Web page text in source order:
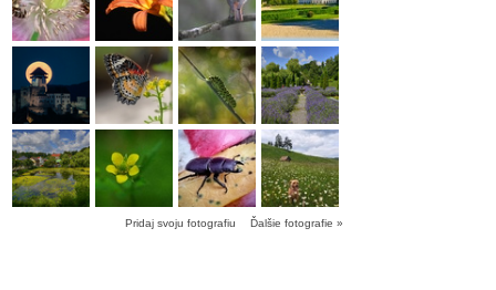
Pridaj svoju fotografiu Ďalšie fotografie »